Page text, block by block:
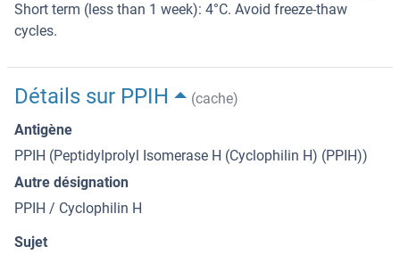
Short term (less than 1 week): 4°C. Avoid freeze-thaw
cycles.
Détails sur PPIH
(cache)
Antigène
PPIH (Peptidylprolyl Isomerase H (Cyclophilin H) (PPIH))
Autre désignation
PPIH / Cyclophilin H
Sujet